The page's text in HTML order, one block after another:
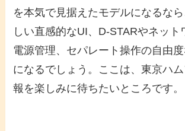
を本気で見据えたモデルになるな
しい直感的なUI、D-STARやネット
電源管理、セパレート操作の自由
になるでしょう。ここは、東京ハ
報を楽しみに待ちたいところです。